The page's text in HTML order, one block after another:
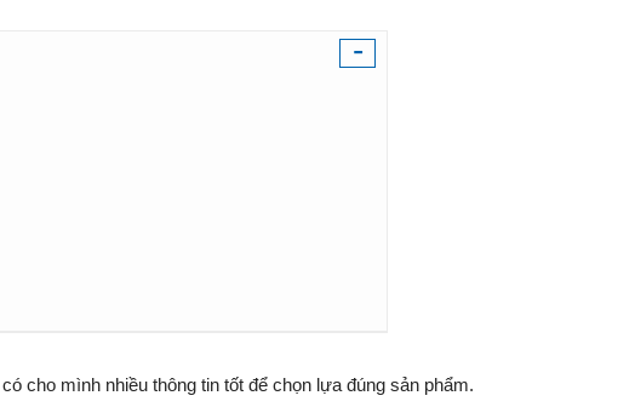
-
cho mình nhiều thông tin tốt để chọn lựa đúng sản phẩm.